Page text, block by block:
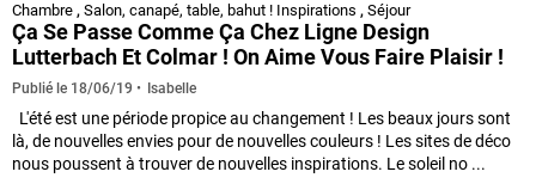
Chambre , Salon, canapé, table, bahut ! Inspirations , Séjour
Ça Se Passe Comme Ça Chez Ligne Design
Lutterbach Et Colmar ! On Aime Vous Faire Plaisir !
Publié le 18/06/19 Isabelle
L'été est une période propice au changement ! Les beaux jours sont
là, de nouvelles envies pour de nouvelles couleurs ! Les sites de déco
nous poussent à trouver de nouvelles inspirations. Le soleil no ...